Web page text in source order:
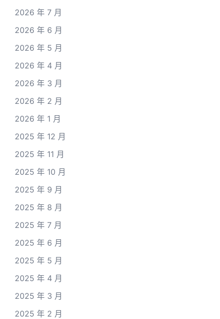
2026 年 7 月
2026 年 6 月
2026 年 5 月
2026 年 4 月
2026 年 3 月
2026 年 2 月
2026 年 1 月
2025 年 12 月
2025 年 11 月
2025 年 10 月
2025 年 9 月
2025 年 8 月
2025 年 7 月
2025 年 6 月
2025 年 5 月
2025 年 4 月
2025 年 3 月
2025 年 2 月